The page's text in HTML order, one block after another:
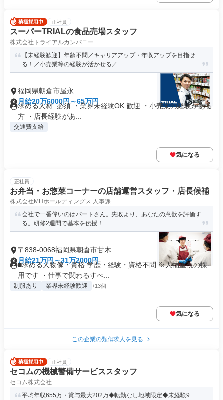
正社員
スーパーTRIALの食品売場スタッフ
株式会社トライアルカンパニー
【未経験歓迎】年齢不問／キャリアアップ・年収アップを目指せ
る！／小売業等の経験が活かせる／...
福岡県朝倉市屋永
月給20万6000円～65万円
求める人材: 必須 ・業界未経験OK 歓迎 ・小売業の経験がある
方 ・店長経験があ...
交通費支給
気になる
正社員
お弁当・お惣菜コーナーの店舗運営スタッフ・店長候補
株式会社MHホールディングス 人事課
会社で一番偉いのはパートさん。失敗より、あなたの意欲を評価す
る。研修2週間で基本を伝授！
〒838-0068福岡県朝倉市甘木
月給21万円～31万2000円
■求める人物像・資格 学歴・経験・資格不問 ※人物重視の採
用です ・仕事で関わるすべ...
制服あり 業界未経験歓迎 +13個
気になる
この企業の類似求人を見る
正社員
セコムの機械警備サービススタッフ
セコム株式会社
平均年収655万・賞与最大202万◆転勤なし地域限定◆未経験9